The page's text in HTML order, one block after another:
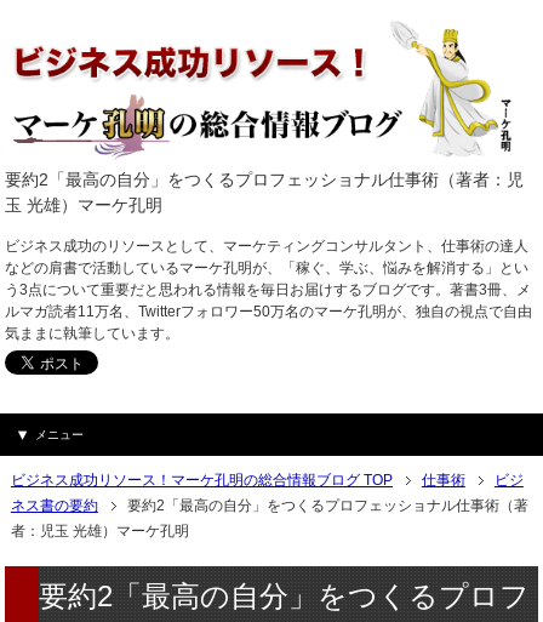
要約2「最高の自分」をつくるプロフェッショナル仕事術（著者：児
玉 光雄）マーケ孔明
ビジネス成功のリソースとして、マーケティングコンサルタント、仕事術の達人
などの肩書で活動しているマーケ孔明が、「稼ぐ、学ぶ、悩みを解消する」とい
う3点について重要だと思われる情報を毎日お届けするブログです。著書3冊、メ
ルマガ読者11万名、Twitterフォロワー50万名のマーケ孔明が、独自の視点で自由
気ままに執筆しています。
メニュー
ビジネス成功リソース！マーケ孔明の総合情報ブログ TOP 仕事術
ビジ
ネス書の要約
要約2「最高の自分」をつくるプロフェッショナル仕事術（著
者：児玉 光雄）マーケ孔明
要約2「最高の自分」をつくるプロフ